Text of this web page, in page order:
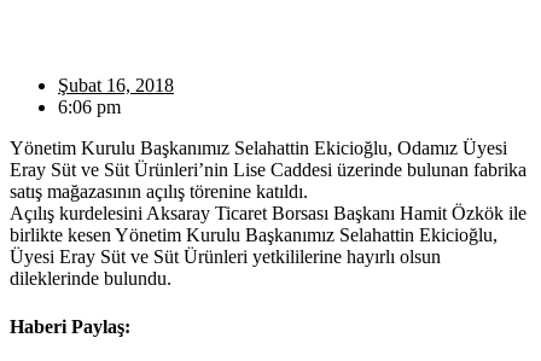
Şubat 16, 2018
6:06 pm
Yönetim Kurulu Başkanımız Selahattin Ekicioğlu, Odamız Üyesi
Eray Süt ve Süt Ürünleri’nin Lise Caddesi üzerinde bulunan fabrika
satış mağazasının açılış törenine katıldı.
Açılış kurdelesini Aksaray Ticaret Borsası Başkanı Hamit Özkök ile
birlikte kesen Yönetim Kurulu Başkanımız Selahattin Ekicioğlu,
Üyesi Eray Süt ve Süt Ürünleri yetkililerine hayırlı olsun
dileklerinde bulundu.
Haberi Paylaş: